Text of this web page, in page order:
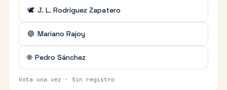
🕊️ J. L. Rodríguez Zapatero
🔵 Mariano Rajoy
🌐 Pedro Sánchez
Vota una vez · Sin registro